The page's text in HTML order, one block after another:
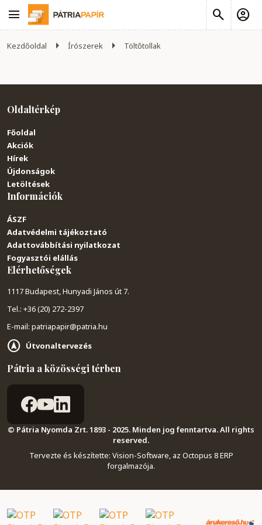
Kezdőoldal Írószerek Töltőtollak
Oldaltérkép
Főoldal
Akciók
Hírek
Újdonságok
Letöltések
Információk
ÁSZF
Adatvédelmi tájékoztató
Adattovábbítási nyilatkozat
Fogyasztói elállás
Elérhetőségek
1117 Budapest, Hunyadi János út 7.
Tel.: +36 (20) 272-2397
E-mail: patriapapir@patria.hu
Útvonaltervezés
Pátria a közösségi térben
© Pátria Nyomda Zrt. 1893 - 2025. Minden jog fenntartva. All rights
reserved.
Tervezte és készítette: Vision-Software, az Octopus 8 ERP
forgalmazója.